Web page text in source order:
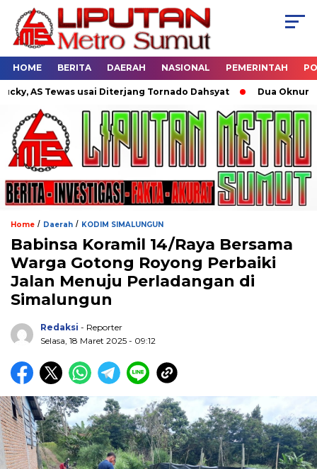
HOME BERITA DAERAH NASIONAL PEMERINTAH
usai Diterjang Tornado Dahsyat Dua Oknum Polisi di
Home / Daerah / KODIM SIMALUNGUN
Babinsa Koramil 14/Raya Bersama
Warga Gotong Royong Perbaiki
Jalan Menuju Perladangan di
Simalungun
Redaksi - Reporter
Selasa, 18 Maret 2025 - 09:12